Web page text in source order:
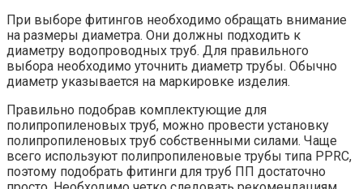
При выборе фитингов необходимо обращать внимание
на размеры диаметра. Они должны подходить к
диаметру водопроводных труб. Для правильного
выбора необходимо уточнить диаметр трубы. Обычно
диаметр указывается на маркировке изделия.
Правильно подобрав комплектующие для
полипропиленовых труб, можно провести установку
полипропиленовых труб собственными силами. Чаще
всего используют полипропиленовые трубы типа PPRC,
поэтому подобрать фитинги для труб ПП достаточно